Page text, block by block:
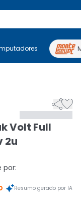
Computadores
Periféricos

Volt Full
2u
por:
Resumo gerado por IA